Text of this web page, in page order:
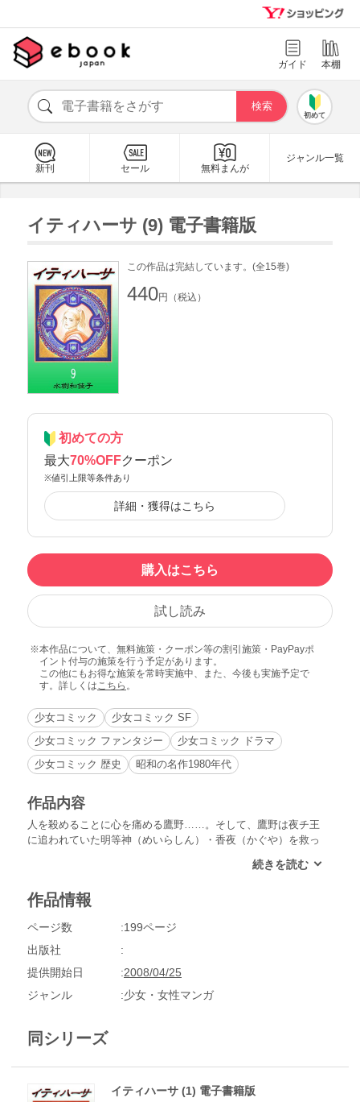
ガイド 本棚
初めて
新刊 セール 無料まんが
ジャンル一覧
イティハーサ (9) 電子書籍版
この作品は完結しています。(全15巻)
440円（税込）
初めての方
最大70%OFFクーポン
※値引上限等条件あり
詳細・獲得はこちら
購入はこちら
試し読み
本作品について、無料施策・クーポン等の割引施策・PayPayポ
イント付与の施策を行う予定があります。
この他にもお得な施策を常時実施中、また、今後も実施予定で
す。詳しくはこちら 。
少女コミック
少女コミック SF
少女コミック ファンタジー
少女コミック ドラマ
少女コミック 歴史
昭和の名作1980年代
作品内容
人を殺めることに心を痛める鷹野……。そして、鷹野は夜チ王
に追われていた明等神（めいらしん）・香夜（かぐや）を救っ
（あまね）のもとに身を寄せている亞神であった。鷹野は、案
と別れ、道を急ぐことに決めた。
作品情報
ページ数
199ページ
出版社
提供開始日
2008/04/25
ジャンル
少女・女性マンガ
同シリーズ
イティハーサ (1) 電子書籍版